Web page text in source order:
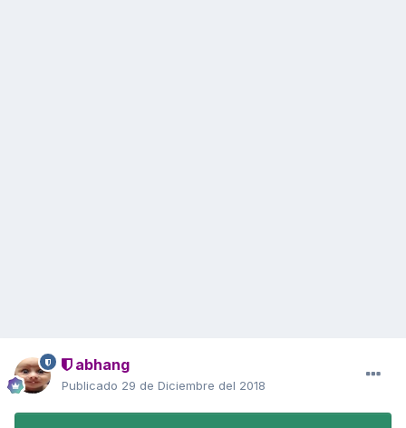
abhang
Publicado 29 de Diciembre del 2018